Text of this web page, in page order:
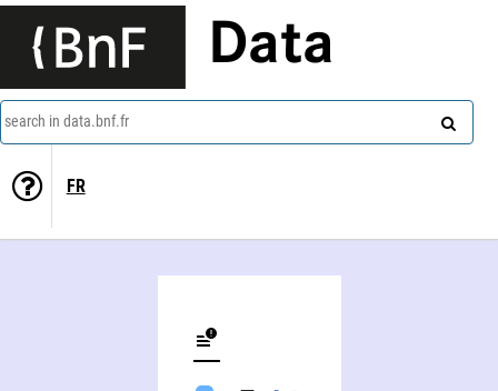
Data
search in data.bnf.fr
FR